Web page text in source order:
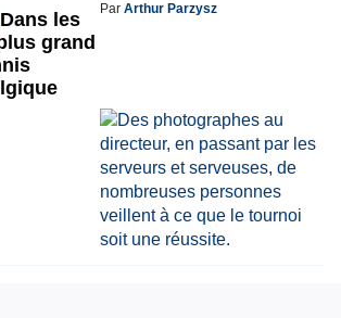
Dans les
grand
Par Arthur Parzysz